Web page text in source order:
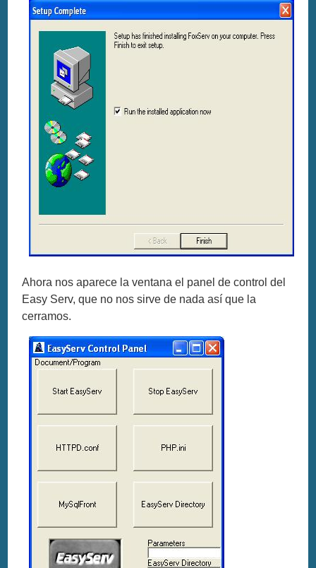
Ahora nos aparece la ventana el panel de control del
Easy Serv, que no nos sirve de nada así que la
cerramos.